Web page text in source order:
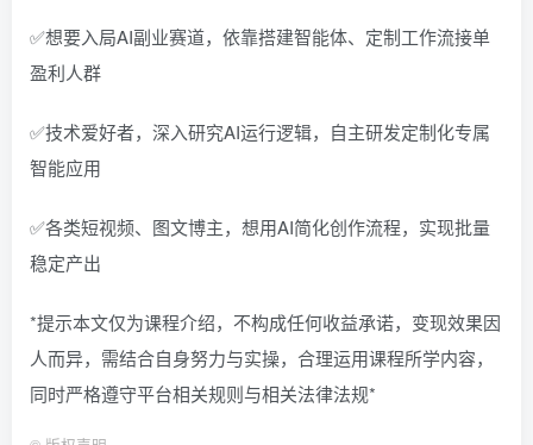
✅想要入局AI副业赛道，依靠搭建智能体、定制工作流接单
盈利人群
✅技术爱好者，深入研究AI运行逻辑，自主研发定制化专属
智能应用
✅各类短视频、图文博主，想用AI简化创作流程，实现批量
稳定产出
*提示本文仅为课程介绍，不构成任何收益承诺，变现效果因
人而异，需结合自身努力与实操，合理运用课程所学内容，
同时严格遵守平台相关规则与相关法律法规*